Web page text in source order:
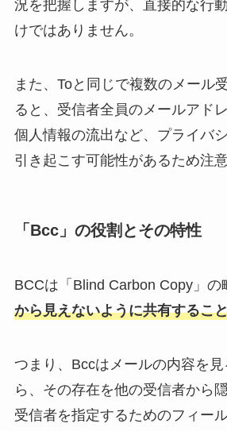
況を把握しますが、直接的な行
けではありません。
また、Toと同じで複数のメール
ると、受信者全員のメールアド
個人情報の流出など、プライバ
引き起こす可能性があるため注
「Bcc」の役割とその特性
BCCは「Blind Carbon Copy」の
から見えないように共有するこ
つまり、Bccはメールの内容を
ら、その存在を他の受信者から
受信者を指定するためのフィー